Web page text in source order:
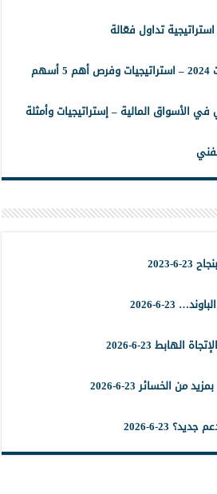
تداول فعّالة
الأسواق المالية – إستراتيجيات وأمثلة
2023
23-6-2026
23-6-2026
الخسائر 23-6-2026
23-6-2026